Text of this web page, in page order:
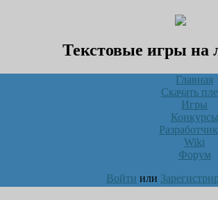
Текстовые игры на
Главная
Скачать
Игры
Конкурсы
Wiki
Форум
Войти или